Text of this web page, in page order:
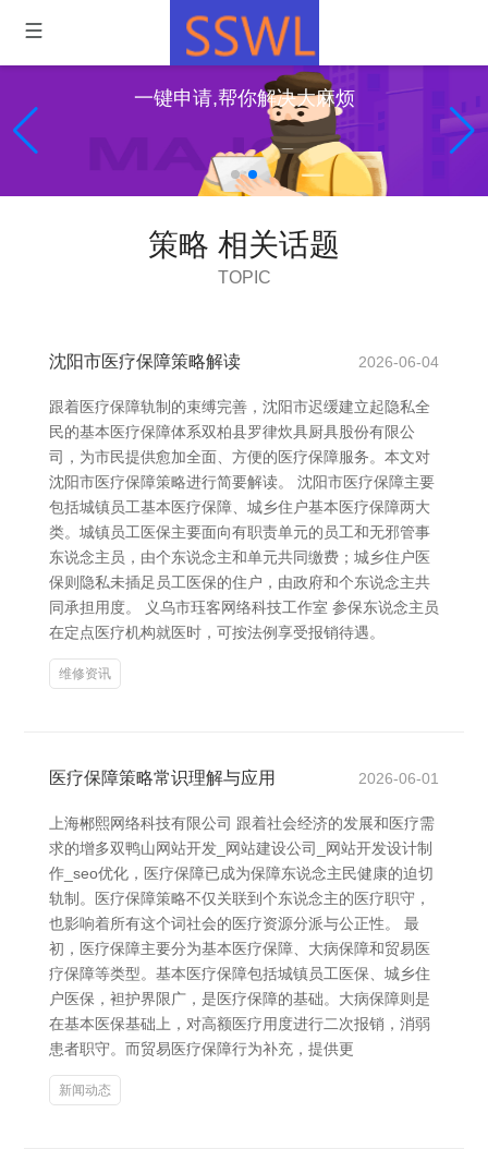
一键申请,帮你解决大麻烦
策略 相关话题
TOPIC
沈阳市医疗保障策略解读 2026-06-04
跟着医疗保障轨制的束缚完善，沈阳市迟缓建立起隐私全
民的基本医疗保障体系双柏县罗律炊具厨具股份有限公
司，为市民提供愈加全面、方便的医疗保障服务。本文对
沈阳市医疗保障策略进行简要解读。 沈阳市医疗保障主要
包括城镇员工基本医疗保障、城乡住户基本医疗保障两大
类。城镇员工医保主要面向有职责单元的员工和无邪管事
东说念主员，由个东说念主和单元共同缴费；城乡住户医
保则隐私未插足员工医保的住户，由政府和个东说念主共
同承担用度。 义乌市珏客网络科技工作室 参保东说念主员
在定点医疗机构就医时，可按法例享受报销待遇。
维修资讯
医疗保障策略常识理解与应用 2026-06-01
上海郴熙网络科技有限公司 跟着社会经济的发展和医疗需
求的增多双鸭山网站开发_网站建设公司_网站开发设计制
作_seo优化，医疗保障已成为保障东说念主民健康的迫切
轨制。医疗保障策略不仅关联到个东说念主的医疗职守，
也影响着所有这个词社会的医疗资源分派与公正性。 最
初，医疗保障主要分为基本医疗保障、大病保障和贸易医
疗保障等类型。基本医疗保障包括城镇员工医保、城乡住
户医保，袒护界限广，是医疗保障的基础。大病保障则是
在基本医保基础上，对高额医疗用度进行二次报销，消弱
患者职守。而贸易医疗保障行为补充，提供更
新闻动态